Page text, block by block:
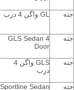
جته GL واگن 4 درب
جته
GLS Sedan 4
Door
جته
GLS واگن 4
درب
جته
Sportline Sedan